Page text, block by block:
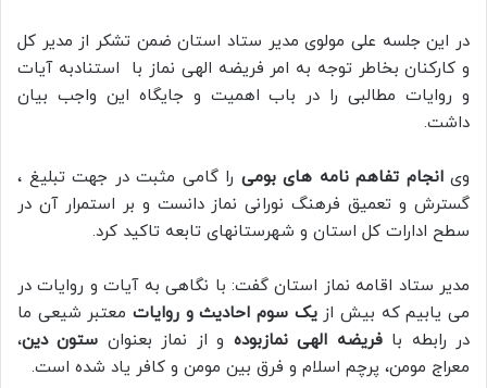
در این جلسه علی مولوی مدیر ستاد استان ضمن تشکر از مدیر کل
و کارکنان بخاطر توجه به امر فریضه الهی نماز با استنادبه آیات
و روایات مطالبی را در باب اهمیت و جایگاه این واجب بیان
داشت.
ویانجام تفاهم نامه های بومی را گامی مثبت در جهت تبلیغ ،
گسترش و تعمیق فرهنگ نورانی نماز دانست و بر استمرار آن در
سطح ادارات کل استان و شهرستانهای تابعه تاکید کرد.
مدیر ستاد اقامه نماز استان گفت: با نگاهی به آیات و روایات در
می یابیم که بیش ازیک سوم احادیث و روایات معتبر شیعی ما
در رابطه بافریضه الهی نمازبوده و از نماز بعنوان ستون دین،
معراج مومن، پرچم اسلام و فرق بین مومن و کافر یاد شده است.